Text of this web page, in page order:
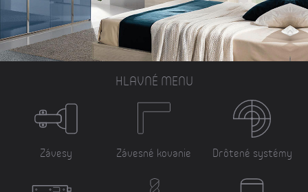
HLAVNÉ MENU
Závesy Závesné kovanie Drôtené systémy